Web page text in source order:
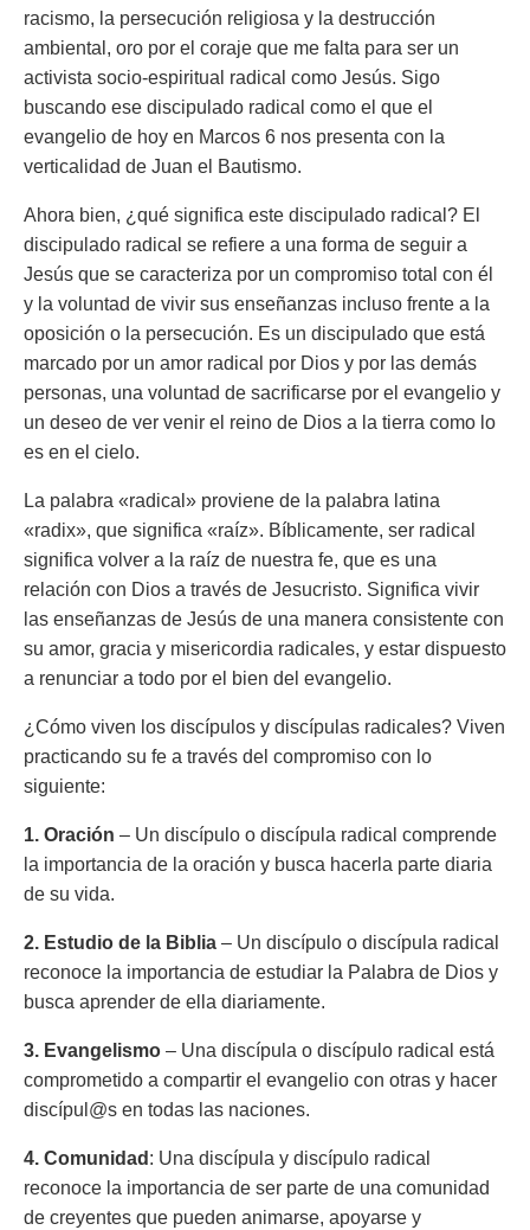
racismo, la persecución religiosa y la destrucción
ambiental, oro por el coraje que me falta para ser un
activista socio-espiritual radical como Jesús. Sigo
buscando ese discipulado radical como el que el
evangelio de hoy en Marcos 6 nos presenta con la
verticalidad de Juan el Bautismo.
Ahora bien, ¿qué significa este discipulado radical? El
discipulado radical se refiere a una forma de seguir a
Jesús que se caracteriza por un compromiso total con él
y la voluntad de vivir sus enseñanzas incluso frente a la
oposición o la persecución. Es un discipulado que está
marcado por un amor radical por Dios y por las demás
personas, una voluntad de sacrificarse por el evangelio y
un deseo de ver venir el reino de Dios a la tierra como lo
es en el cielo.
La palabra «radical» proviene de la palabra latina
«radix», que significa «raíz». Bíblicamente, ser radical
significa volver a la raíz de nuestra fe, que es una
relación con Dios a través de Jesucristo. Significa vivir
las enseñanzas de Jesús de una manera consistente con
su amor, gracia y misericordia radicales, y estar dispuesto
a renunciar a todo por el bien del evangelio.
¿Cómo viven los discípulos y discípulas radicales? Viven
practicando su fe a través del compromiso con lo
siguiente:
1. Oración – Un discípulo o discípula radical comprende
la importancia de la oración y busca hacerla parte diaria
de su vida.
2. Estudio de la Biblia – Un discípulo o discípula radical
reconoce la importancia de estudiar la Palabra de Dios y
busca aprender de ella diariamente.
3. Evangelismo – Una discípula o discípulo radical está
comprometido a compartir el evangelio con otras y hacer
discípul@s en todas las naciones.
4. Comunidad : Una discípula y discípulo radical
reconoce la importancia de ser parte de una comunidad
de creyentes que pueden animarse, apoyarse y